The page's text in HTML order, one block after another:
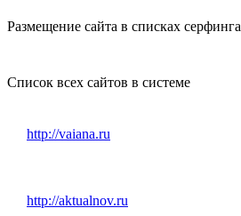
Размещение сайта в списках серфинга
Список всех сайтов в системе
http://vaiana.ru
http://aktualnov.ru